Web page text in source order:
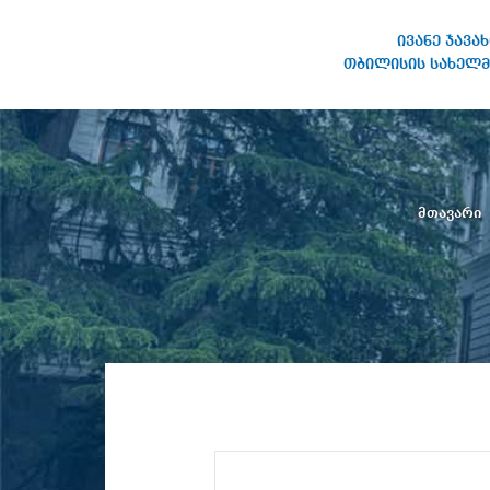
ივანე
თბილისის
სახელობის თბილისის
სახელმწიფო უნივერსიტეტი
მთავარი